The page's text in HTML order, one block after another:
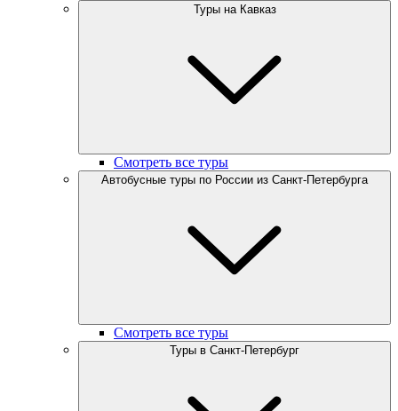
Туры на Кавказ
Смотреть все туры
Автобусные туры по России из Санкт-Петербурга
Смотреть все туры
Туры в Санкт-Петербург